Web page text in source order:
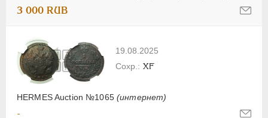
3 000 RUB
19.08.2025
HERMES Auction №1065 (интернет)
XF
-